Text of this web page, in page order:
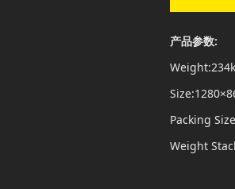
产品参数:
Packing
Weight